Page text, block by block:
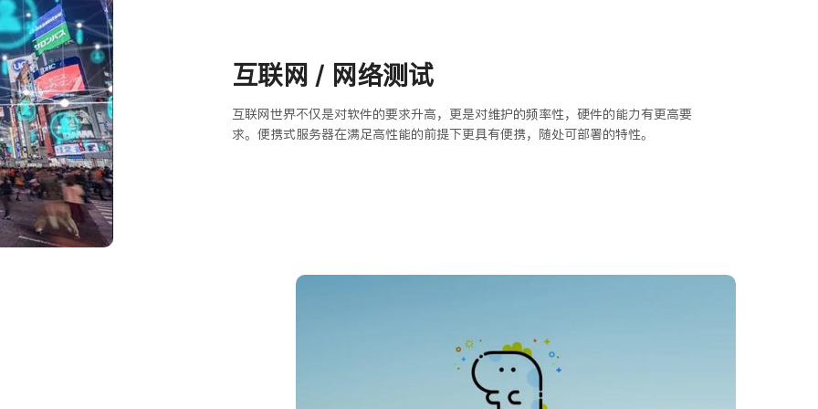
互联网 / 网络测试
互联网世界不仅是对软件的要求升高，更是对维护的频率性，硬件的能力有更高要
求。便携式服务器在满足高性能的前提下更具有便携，随处可部署的特性。